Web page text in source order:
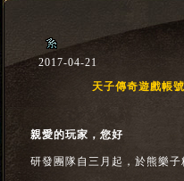
2017-04-21
天子傳奇遊戲帳
親愛的玩家，您好
研發團隊自三月起，於熊樂